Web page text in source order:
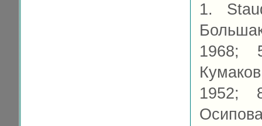
1.
1968;
1952;